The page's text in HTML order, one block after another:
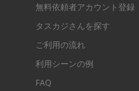
無料依頼者アカウント登録
タスカジさんを探す
ご利用の流れ
利用シーンの例
FAQ